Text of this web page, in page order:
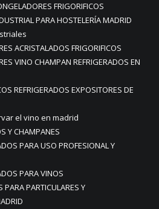
FRIGORIFICOS
PARA HOSTELERÍA MADRID
ACRISTALADOS FRIGORIFICOS
VINO CHAMPAN REFRIGERADOS EN
REFRIGERADOS EXPOSITORES DE
el vino en madrid
Y CHAMPANES
PARA USO PROFESIONAL Y
PARA VINOS
PARTICULARES Y